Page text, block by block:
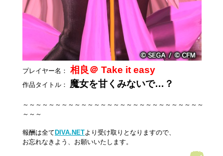
プレイヤー名： 相良＠ Take it easy
作品タイトル： 魔女を甘くみないで…？
～～～～～～～～～～～～～～～～～～～～～～～～～～～～
～～～
報酬は全て DIVA.NETより受け取りとなりますので、
お忘れなきよう、お願いいたします。